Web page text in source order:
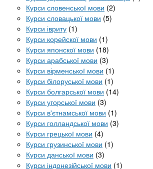
Курси словенської мови (2)
Курси словацької мови (5)
Курси івриту (1)
Курси корейскої мови (1)
Курси японскої мови (18)
Курси арабської мови (3)
Курси вірменської мови (1)
Курси білоруської мови (1)
Курси болгарської мови (14)
Курси угорської мови (3)
Курси в'єтнамської мови (1)
Курси голландської мови (3)
Курси грецької мови (4)
Курси грузинської мови (1)
Курси данської мови (3)
Курси індонезійської мови (1)